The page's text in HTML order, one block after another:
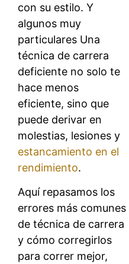
con su estilo. Y
algunos muy
particulares Una
técnica de carrera
deficiente no solo te
hace menos
eficiente, sino que
puede derivar en
molestias, lesiones y
estancamiento en el
rendimiento.
Aquí repasamos los
errores más comunes
de técnica de carrera
y cómo corregirlos
para correr mejor,